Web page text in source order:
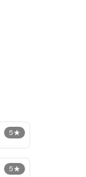
5★
5★